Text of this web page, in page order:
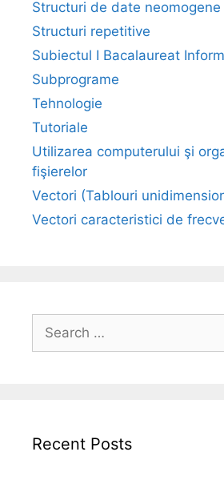
Structuri de date neomogene
Structuri repetitive
Subiectul I Bacalaureat
Subprograme
Tehnologie
Tutoriale
Utilizarea computerului şi
fişierelor
Vectori (Tablouri
Vectori caracteristici de
for:
Recent Posts